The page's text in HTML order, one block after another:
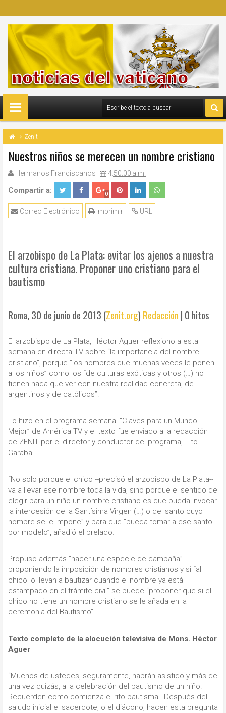
Zenit
Nuestros niños se merecen un nombre cristiano
Hermanos Franciscanos 4:50:00 a.m.
Compartir a: 0
URL
Imprimir
Correo Electrónico
El arzobispo de La Plata: evitar los ajenos a nuestra
cultura cristiana. Proponer uno cristiano para el
bautismo
Roma, 30 de junio de 2013 (Zenit.org) Redacción | 0 hitos
El arzobispo de La Plata, Héctor Aguer reflexiono a esta
semana en directa TV sobre “la importancia del nombre
cristiano”, porque “los nombres que muchas veces le ponen
a los niños” como los “de culturas exóticas y otros (…) no
tienen nada que ver con nuestra realidad concreta, de
argentinos y de católicos”.
Lo hizo en el programa semanal “Claves para un Mundo
Mejor” de América TV y el texto fue enviado a la redacción
de ZENIT por el director y conductor del programa, Tito
Garabal.
“No solo porque el chico --precisó el arzobispo de La Plata--
va a llevar ese nombre toda la vida, sino porque el sentido de
elegir para un niño un nombre cristiano es que pueda invocar
la intercesión de la Santísima Virgen (…) o del santo cuyo
nombre se le impone” y para que “pueda tomar a ese santo
por modelo”, añadió el prelado.
Propuso además “hacer una especie de campaña”
proponiendo la imposición de nombres cristianos y si “al
chico lo llevan a bautizar cuando el nombre ya está
estampado en el trámite civil” se puede “proponer que si el
chico no tiene un nombre cristiano se le añada en la
ceremonia del Bautismo” .
Texto completo de la alocución televisiva de Mons. Héctor
Aguer
“Muchos de ustedes, seguramente, habrán asistido y más de
una vez quizás, a la celebración del bautismo de un niño.
Recuerden como comienza el rito bautismal. Después del
saludo inicial el sacerdote, o el diácono, hacen esta pregunta